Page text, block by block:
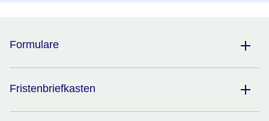
Formulare
Fristenbriefkasten